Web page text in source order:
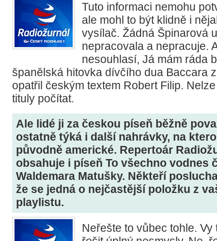
Tuto informaci nemohu
ale mohl to být klidně i
vysílač. Žádná Špinarová
nepracovala a nepracuje.
nesouhlasí, Já mám ráda
španělská hitovka dívčího dua Baccara
opatřil českým textem Robert Filip.
tituly počítat.
Ale lidé ji za českou píseň běžně
ostatně týká i další nahrávky, na
původně americké. Repertoár
obsahuje i píseň To všechno vodnes
Waldemara Matušky. Někteří
že se jedná o nejčastější položku z
playlistu.
Neřešte to vůbec tohle.